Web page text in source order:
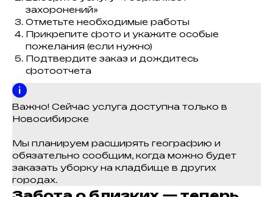
захоронений»
Отметьте необходимые работы
Прикрепите фото и укажите особые
пожелания (если нужно)
Подтвердите заказ и дождитесь
фотоотчета
Важно! Сейчас услуга доступна только в
Новосибирске
Мы планируем расширять географию и
обязательно сообщим, когда можно будет
заказать уборку на кладбище в других
городах.